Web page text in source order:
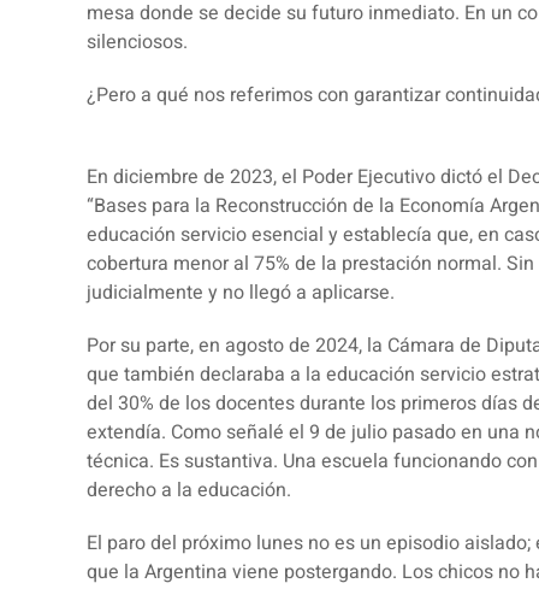
mesa donde se decide su futuro inmediato. En un
silenciosos.
¿Pero a qué nos referimos con garantizar
En diciembre de 2023, el Poder Ejecutivo dictó el
“Bases para la Reconstrucción de la Economía
educación servicio esencial y establecía que, en
cobertura menor al 75% de la prestación normal.
judicialmente y no llegó a aplicarse.
Por su parte, en agosto de 2024, la Cámara de
que también declaraba a la educación servicio
del 30% de los docentes durante los primeros días
extendía. Como señalé el 9 de julio pasado en una
técnica. Es sustantiva. Una escuela funcionando
derecho a la educación.
El paro del próximo lunes no es un episodio
que la Argentina viene postergando. Los chicos no